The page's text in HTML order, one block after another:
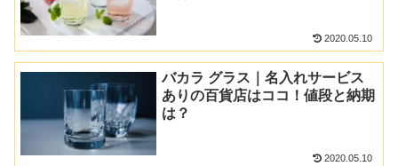
2020.05.10
バカラ グラス｜名入れサービス
ありの百貨店はココ！値段と納期
は？
2020.05.10